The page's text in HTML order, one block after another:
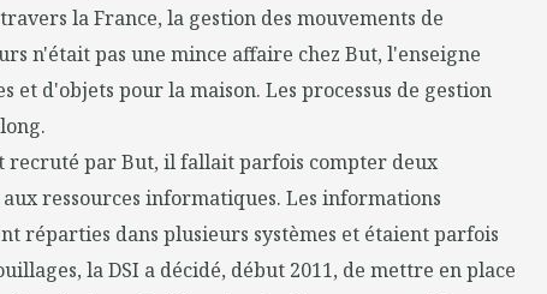
la France, la gestion des mouvements de
n'était pas une mince affaire chez But, l'enseigne
et d'objets pour la maison. Les processus de gestion
recruté par But, il fallait parfois compter deux
ressources informatiques. Les informations
réparties dans plusieurs systèmes et étaient parfois
la DSI a décidé, début 2011, de mettre en place